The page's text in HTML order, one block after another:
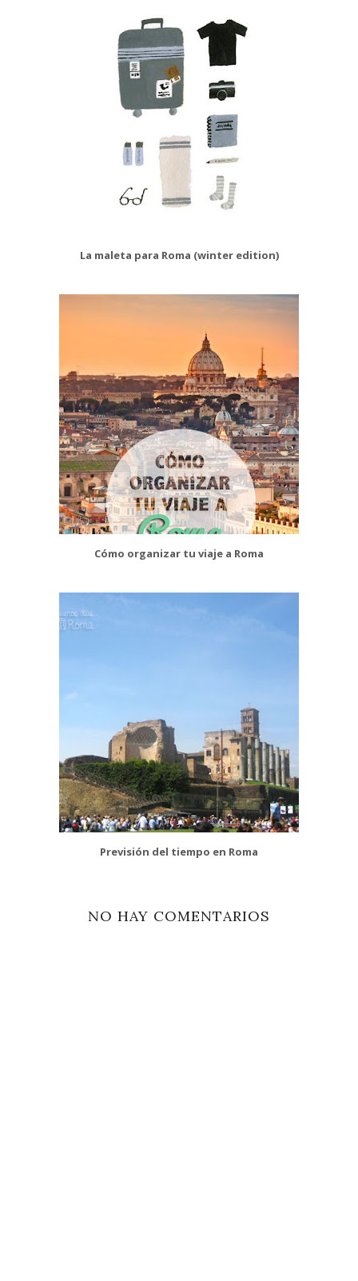
La maleta para Roma (winter edition)
Cómo organizar tu viaje a Roma
Previsión del tiempo en Roma
NO HAY COMENTARIOS